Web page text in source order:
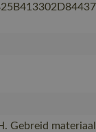
Gebreid